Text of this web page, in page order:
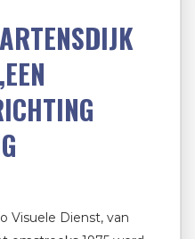
Visuele Dienst, van